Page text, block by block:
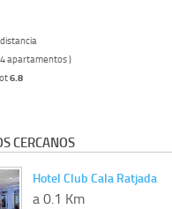
apartamentos )
6.8
CERCANOS
Hotel Club Cala Ratjada
a 0.1 Km